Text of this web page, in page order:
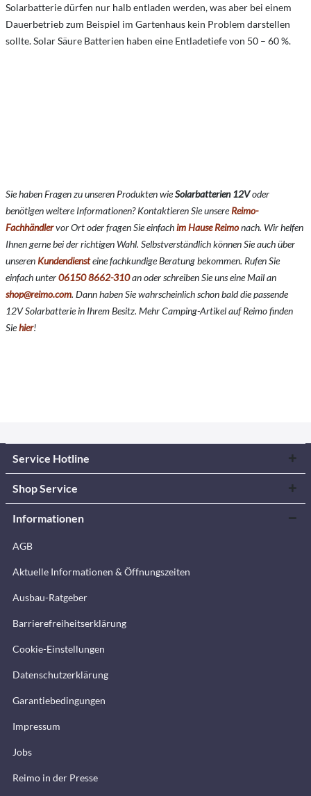
Solarbatterie dürfen nur halb entladen werden, was aber bei einem
Dauerbetrieb zum Beispiel im Gartenhaus kein Problem darstellen
sollte. Solar Säure Batterien haben eine Entladetiefe von 50 – 60 %.
Sie haben Fragen zu unseren Produkten wieSolarbatterien 12Voder
benötigen weitere Informationen? Kontaktieren Sie unsereReimo-
Fachhändlervor Ort oder fragen Sie einfachim Hause Reimonach. Wir helfen
Ihnen gerne bei der richtigen Wahl. Selbstverständlich können Sie auch über
unseren Kundendiensteine fachkundige Beratung bekommen. Rufen Sie
einfach unter06150 8662-310an oder schreiben Sie uns eine Mail an
shop@reimo.com. Dann haben Sie wahrscheinlich schon bald die passende
12V Solarbatterie in Ihrem Besitz. Mehr Camping-Artikel auf Reimo finden
Siehier!
Service Hotline
Shop Service
Informationen
AGB
Aktuelle Informationen & Öffnungszeiten
Ausbau-Ratgeber
Barrierefreiheitserklärung
Cookie-Einstellungen
Datenschutzerklärung
Garantiebedingungen
Impressum
Jobs
Reimo in der Presse